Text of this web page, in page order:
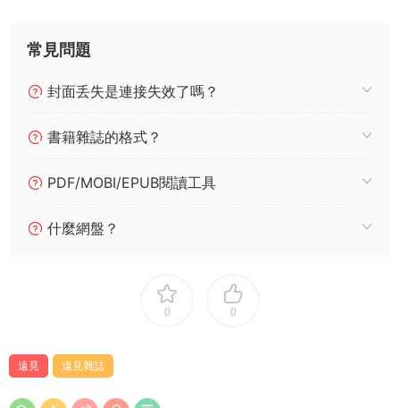
常見問題
封面丢失是連接失效了嗎？
書籍雜誌的格式？
PDF/MOBI/EPUB閱讀工具
什麼網盤？
0 0
遠見 遠見雜誌